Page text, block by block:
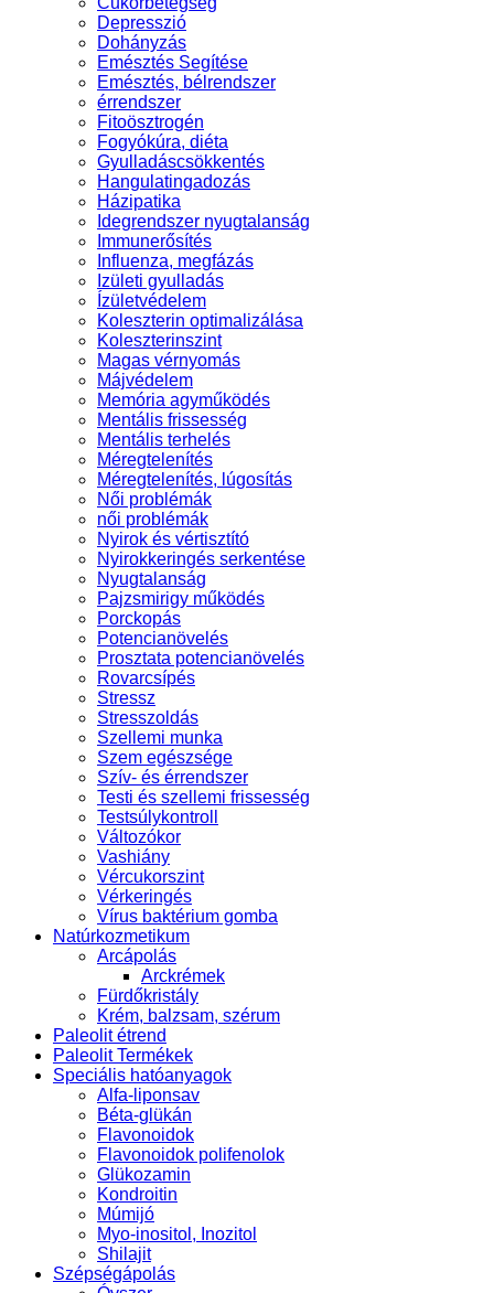
Depresszió
Dohányzás
Emésztés Segítése
Emésztés, bélrendszer
érrendszer
Fitoösztrogén
Fogyókúra, diéta
Gyulladáscsökkentés
Hangulatingadozás
Házipatika
Idegrendszer nyugtalanság
Immunerősítés
Influenza, megfázás
Izületi gyulladás
Ízületvédelem
Koleszterin optimalizálása
Koleszterinszint
Magas vérnyomás
Májvédelem
Memória agyműködés
Mentális frissesség
Mentális terhelés
Méregtelenítés
Méregtelenítés, lúgosítás
Női problémák
női problémák
Nyirok és vértisztító
Nyirokkeringés serkentése
Nyugtalanság
Pajzsmirigy működés
Porckopás
Potencianövelés
Prosztata potencianövelés
Rovarcsípés
Stressz
Stresszoldás
Szellemi munka
Szem egészsége
Szív- és érrendszer
Testi és szellemi frissesség
Testsúlykontroll
Változókor
Vashiány
Vércukorszint
Vérkeringés
Vírus baktérium gomba
Natúrkozmetikum
Arcápolás
Arckrémek
Fürdőkristály
Krém, balzsam, szérum
Paleolit étrend
Paleolit Termékek
Speciális hatóanyagok
Alfa-liponsav
Béta-glükán
Flavonoidok
Flavonoidok polifenolok
Glükozamin
Kondroitin
Múmijó
Myo-inositol, Inozitol
Shilajit
Szépségápolás